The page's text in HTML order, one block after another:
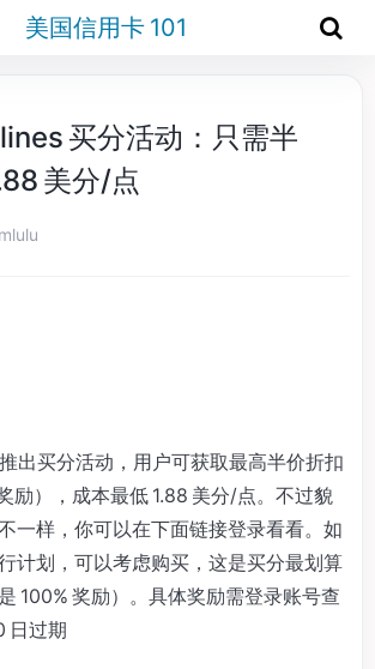
美国信用卡 101
买分活动：只需半
美分/点
出买分活动，用户可获取最高半价折扣
励），成本最低 1.88 美分/点。不过貌
一样，你可以在下面链接登录看看。如
计划，可以考虑购买，这是买分最划算
100% 奖励）。具体奖励需登录账号查
日过期